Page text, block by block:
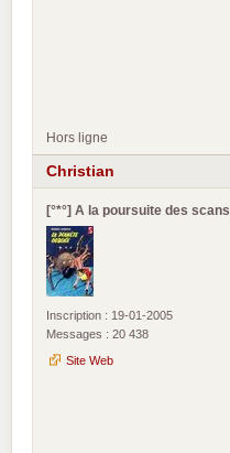
Hors ligne
Christian
[°*°] A la poursuite des scans
Inscription : 19-01-2005
Messages : 20 438
Site Web